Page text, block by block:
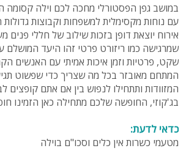
קיימת אופציה לשכור קראוון הגרר בעלות נוספת
במושב גפן הפסטורלי מחכה לכם וילה קסומה
עם נוחות מקסימלית למשפחות וקבוצות גדולות
אירוח יוצאת דופן בזכות שילוב של חללי פנים
שמרגישה כמו ריזורט פרטי זהו היעד המושלם
שקט, פרטיות וזמן איכות אמיתי עם האנשים
המתחם מאובזר בכל מה שצריך כדי שפשוט
המזוודות ותתחילו לנפוש בין אם אתם קופצים
בג'קוזי, החופשה שלכם מתחילה כאן הזמינו
כדאי לדעת:
מטעמי כשרות אין כלים וסכו"ם בוילה